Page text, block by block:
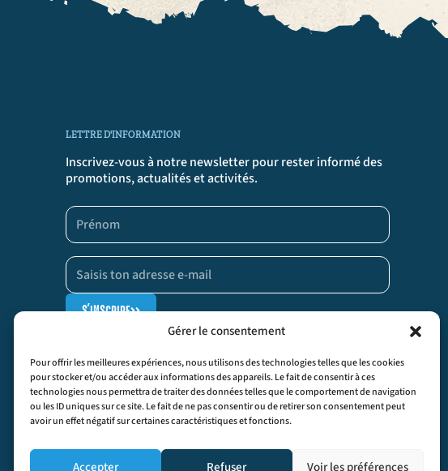
Gérer le consentement
Pour offrir les meilleures expériences, nous utilisons des technologies telles que les cookies
pour stocker et/ou accéder aux informations des appareils. Le fait de consentir à ces
technologies nous permettra de traiter des données telles que le comportement de navigation
ou les ID uniques sur ce site. Le fait de ne pas consentir ou de retirer son consentement peut
avoir un effet négatif sur certaines caractéristiques et fonctions.
Accepter Refuser Voir les préférences
LETTRE D'INFORMATION
Inscrivez-vous à notre newsletter pour rester informé des
promotions, actualités et activités.
générales.
S'INSCRIRE>>